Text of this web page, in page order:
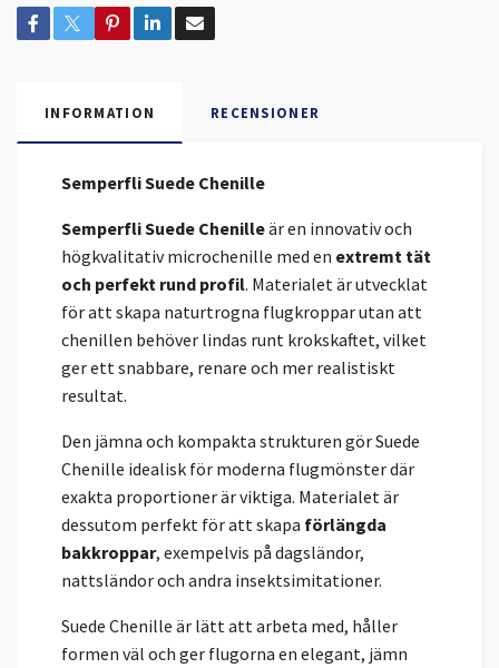
INFORMATION RECENSIONER
Semperfli Suede Chenille
Semperfli Suede Chenilleär en innovativ och
högkvalitativ microchenille med en extremt tät
och perfekt rund profil. Materialet är utvecklat
för att skapa naturtrogna flugkroppar utan att
chenillen behöver lindas runt krokskaftet, vilket
ger ett snabbare, renare och mer realistiskt
resultat.
Den jämna och kompakta strukturen gör Suede
Chenille idealisk för moderna flugmönster där
exakta proportioner är viktiga. Materialet är
dessutom perfekt för att skapa förlängda
bakkroppar, exempelvis på dagsländor,
nattsländor och andra insektsimitationer.
Suede Chenille är lätt att arbeta med, håller
formen väl och ger flugorna en elegant, jämn